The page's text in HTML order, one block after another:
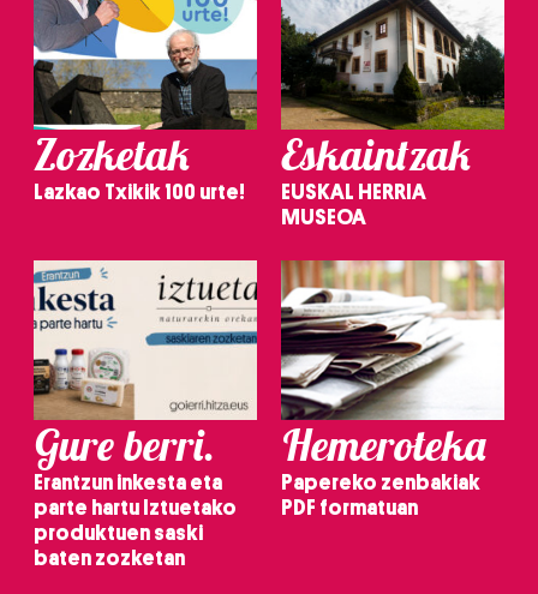
Zozketak
Lazkao Txikik 100 urte!
Eskaintzak
EUSKAL HERRIA
MUSEOA
Gure berri.
Erantzun inkesta eta
parte hartu Iztuetako
produktuen saski
baten zozketan
Hemeroteka
Papereko zenbakiak
PDF formatuan